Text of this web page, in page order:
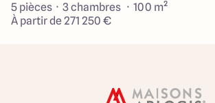
5 pièces · 3 chambres · 100 m²
À partir de 271 250 €